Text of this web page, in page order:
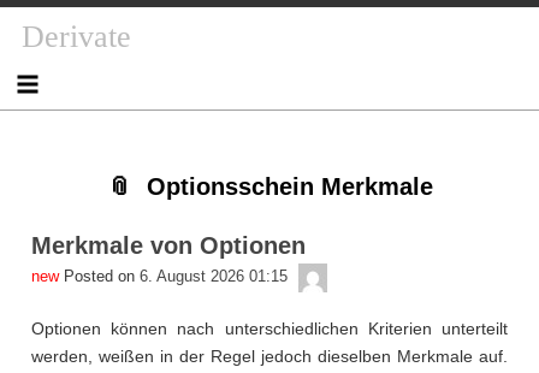
Derivate
Optionsschein Merkmale
Merkmale von Optionen
Posted on 6. August 2026 01:15
Optionen können nach unterschiedlichen Kriterien unterteilt
werden, weißen in der Regel jedoch dieselben Merkmale auf.